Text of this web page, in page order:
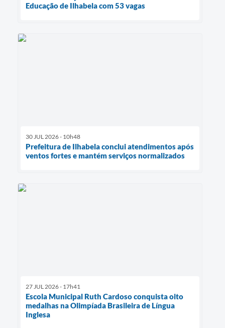
Educação de Ilhabela com 53 vagas
30 JUL 2026 - 10h48
Prefeitura de Ilhabela conclui atendimentos após
ventos fortes e mantém serviços normalizados
27 JUL 2026 - 17h41
Escola Municipal Ruth Cardoso conquista oito
medalhas na Olimpíada Brasileira de Língua
Inglesa